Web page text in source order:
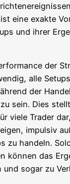
eine exak­te
und ihrer
der
alle
der
sein. Dies
vie­le Trader
impul­siv
zu han­deln.
kön­nen das
und sogar zu